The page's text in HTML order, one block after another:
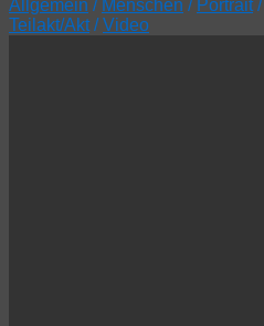
Allgemein / Menschen / Portrait/
Teilakt/Akt/Video